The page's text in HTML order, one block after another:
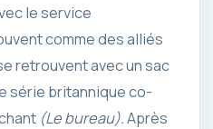
le service
comme des alliés
retrouvent avec un sac
série britannique co-
(Le bureau).Après